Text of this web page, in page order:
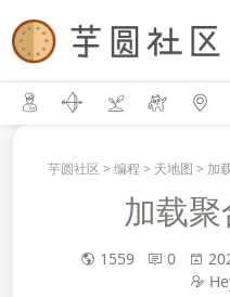
芋圆社区 > 编程 > 天地图 > 加
加载
1559 0